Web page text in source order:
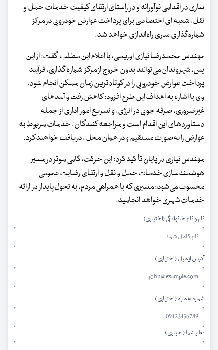
ساری در اقدامی نوآورانه و در راستای ارتقای کیفیت خدمات حمل و
نقل، شعبه ای اختصاصی برای پرداخت عوارض خودرویی در مرکز
شماره‌گذاری ساری راه‌اندازی خواهد شد.
مهندس محمدرضا نیازی اوریمی، با اعلام این مطلب گفت: از این
پس، شهروندان می‌توانند بدون خروج از مرکز شماره گذاری، فرآیند
پرداخت عوارض خودرویی را در کوتاه ترین زمان ممکن انجام شود.
وی با اشاره به اهداف این طرح افزود: کاهش رفت و آمدهای
غیرضروری، صرفه جویی در انرژی، و تسریع امور اداری از جمله
دستاوردهای این اقدام است و مراجعه کنندگان ، خدمات مربوط به
عوارض را به‌صورت مستقیم و در همان محل ، دریافت خواهند کرد.
مهندس نیازی در پایان تأکید کرد: این حرکت، گامی موثر در مسیر
هوشمندسازی خدمات حمل و نقل و ارتقای رضایت عمومی
محسوب می‌شود؛ مسیری که با همراهی مردم، به تحول پایدار در ارائه
خدمات شهری خواهد انجامید.
نام و نام خانوادگی (اختیاری)
آدرس ایمیل (اختیاری)
شماره همراه (اختیاری)
نظر شما (اجباری)